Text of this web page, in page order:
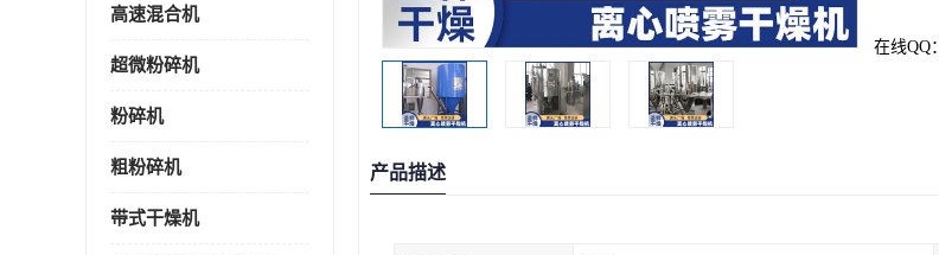
高速混合机
超微粉碎机
粉碎机
粗粉碎机
带式干燥机
在线QQ：
产品描述